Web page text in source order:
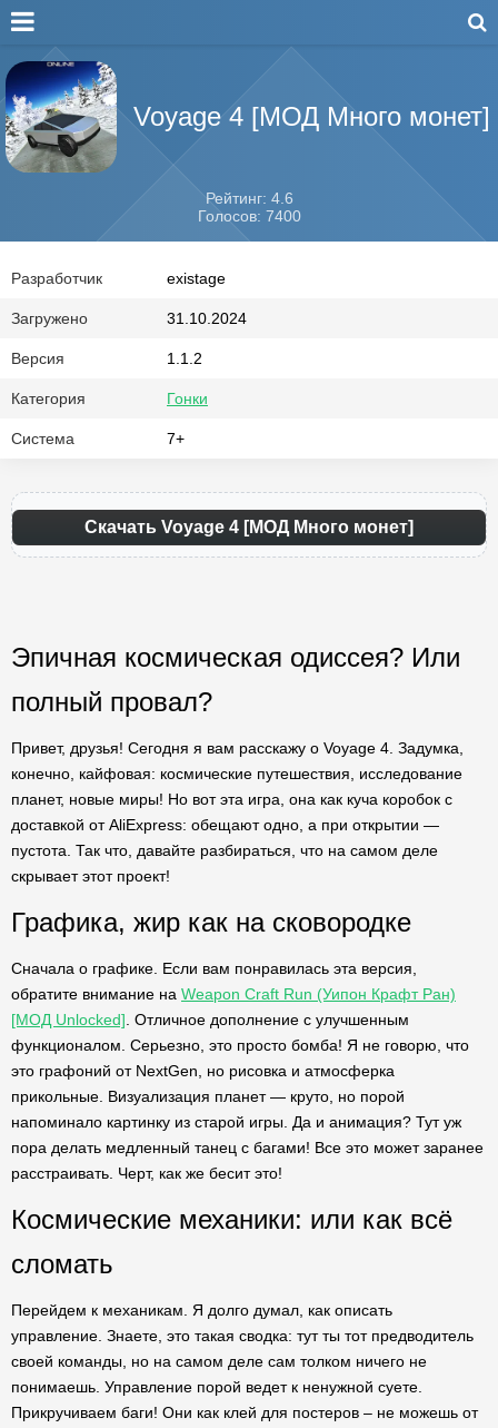
Voyage 4 [МОД Много монет]
Рейтинг: 4.6
Голосов: 7400
Разработчик existage
Загружено 31.10.2024
Версия 1.1.2
Категория Гонки
Система 7+
Скачать Voyage 4 [МОД Много монет]
Эпичная космическая одиссея? Или
полный провал?
Привет, друзья! Сегодня я вам расскажу о Voyage 4. Задумка,
конечно, кайфовая: космические путешествия, исследование
планет, новые миры! Но вот эта игра, она как куча коробок с
доставкой от AliExpress: обещают одно, а при открытии —
пустота. Так что, давайте разбираться, что на самом деле
скрывает этот проект!
Графика, жир как на сковородке
Сначала о графике. Если вам понравилась эта версия,
обратите внимание на Weapon Craft Run (Уипон Крафт Ран)
[МОД Unlocked] . Отличное дополнение с улучшенным
функционалом. Серьезно, это просто бомба! Я не говорю, что
это графоний от NextGen, но рисовка и атмосферка
прикольные. Визуализация планет — круто, но порой
напоминало картинку из старой игры. Да и анимация? Тут уж
пора делать медленный танец с багами! Все это может заранее
расстраивать. Черт, как же бесит это!
Космические механики: или как всё
сломать
Перейдем к механикам. Я долго думал, как описать
управление. Знаете, это такая сводка: тут ты тот предводитель
своей команды, но на самом деле сам толком ничего не
понимаешь. Управление порой ведет к ненужной суете.
Прикручиваем баги! Они как клей для постеров – не можешь от